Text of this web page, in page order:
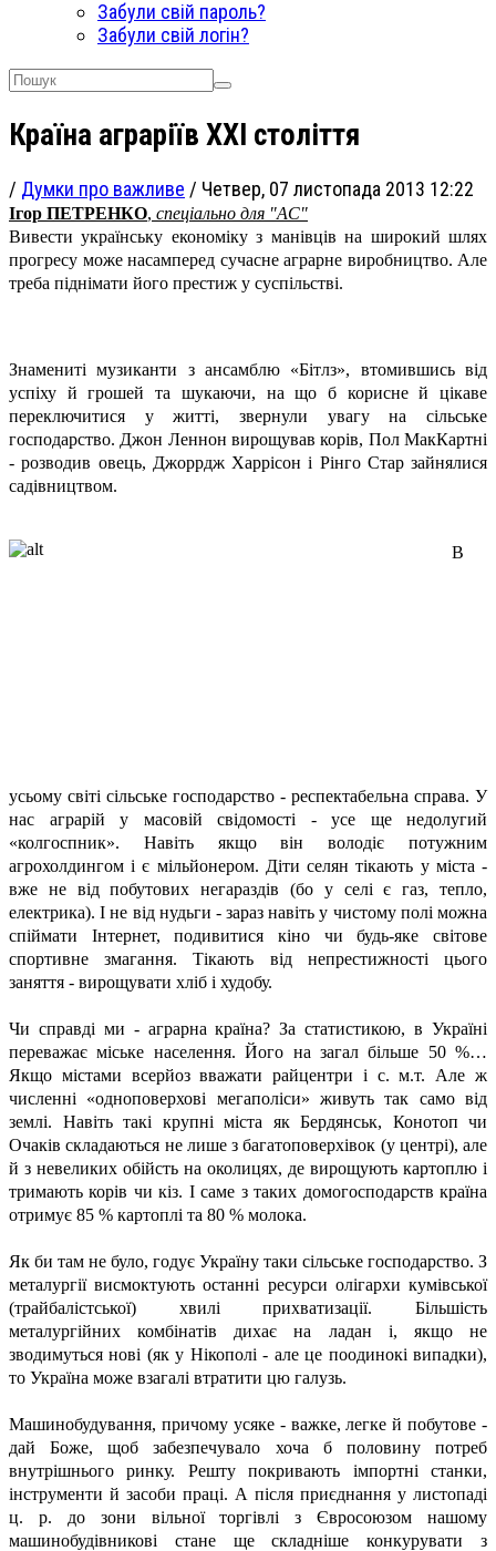
Забули свій пароль?
Забули свій логін?
Країна аграріїв ХХI століття
/ Думки про важливе / Четвер, 07 листопада 2013 12:22
Ігор ПЕТРЕНКО, спеціально для "АС"
Вивести українську економіку з манівців на широкий шлях
прогресу може насамперед сучасне аграрне виробництво. Але
треба піднімати його престиж у суспільстві.
Знамениті музиканти з ансамблю «Бітлз», втомившись від
успіху й грошей та шукаючи, на що б корисне й цікаве
переключитися у житті, звернули увагу на сільське
господарство. Джон Леннон вирощував корів, Пол МакКартні
- розводив овець, Джоррдж Харрісон і Рінго Стар зайнялися
садівництвом.
В
усьому світі сільське господарство - респектабельна справа. У
нас аграрій у масовій свідомості - усе ще недолугий
«колгоспник». Навіть якщо він володіє потужним
агрохолдингом і є мільйонером. Діти селян тікають у міста -
вже не від побутових негараздів (бо у селі є газ, тепло,
електрика). І не від нудьги - зараз навіть у чистому полі можна
спіймати Інтернет, подивитися кіно чи будь-яке світове
спортивне змагання. Тікають від непрестижності цього
заняття - вирощувати хліб і худобу.
Чи справді ми - аграрна країна? За статистикою, в Україні
переважає міське населення. Його на загал більше 50 %…
Якщо містами всерйоз вважати райцентри і с. м.т. Але ж
численні «одноповерхові мегаполіси» живуть так само від
землі. Навіть такі крупні міста як Бердянськ, Конотоп чи
Очаків складаються не лише з багатоповерхівок (у центрі), але
й з невеликих обійсть на околицях, де вирощують картоплю і
тримають корів чи кіз. І саме з таких домогосподарств країна
отримує 85 % картоплі та 80 % молока.
Як би там не було, годує Україну таки сільське господарство. З
металургії висмоктують останні ресурси олігархи кумівської
(трайбалістської) хвилі прихватизації. Більшість
металургійних комбінатів дихає на ладан і, якщо не
зводимуться нові (як у Нікополі - але це поодинокі випадки),
то Україна може взагалі втратити цю галузь.
Машинобудування, причому усяке - важке, легке й побутове -
дай Боже, щоб забезпечувало хоча б половину потреб
внутрішнього ринку. Решту покривають імпортні станки,
інструменти й засоби праці. А після приєднання у листопаді
ц. р. до зони вільної торгівлі з Євросоюзом нашому
машинобудівникові стане ще складніше конкурувати з